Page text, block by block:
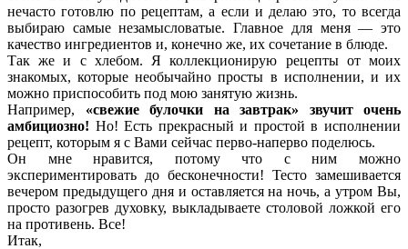
нечасто готовлю по рецептам, а если и делаю это, то всегда
выбираю самые незамысловатые. Главное для меня — это
качество ингредиентов и, конечно же, их сочетание в блюде.
Так же и с хлебом. Я коллекционирую рецепты от моих
знакомых, которые необычайно просты в исполнении, и их
можно приспособить под мою занятую жизнь.
Например, «свежие булочки на завтрак» звучит очень
амбициозно! Но! Есть прекрасный и простой в исполнении
рецепт, которым я с Вами сейчас перво-наперво поделюсь.
Он мне нравится, потому что с ним можно
экспериментировать до бесконечности! Тесто замешивается
вечером предыдущего дня и оставляется на ночь, а утром Вы,
просто разогрев духовку, выкладываете столовой ложкой его
на противень. Все!
Итак,